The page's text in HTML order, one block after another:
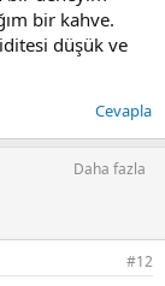
bir kahve.
düşük ve
Cevapla
Daha fazla
#12